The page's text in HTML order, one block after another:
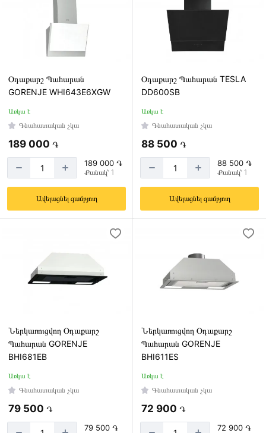
քանակ
2
3
նյութ
Մետաղական
Առկա
է
Շարժիչների
քանակ
Օդաքարշ Պահարան
GORENJE WHI643E6XGW
Առկա է
Գնահատական չկա
189 000 ֏
189 000 ֏
Քանակ՝ 1
Ավելացնել զամբյուղ
Օդաքարշ Պահարան TESLA
DD600SB
Առկա է
Գնահատական չկա
88 500 ֏
88 500 ֏
Քանակ՝ 1
Ավելացնել զամբյուղ
Ներկառուցվող Օդաքարշ
Պահարան GORENJE
BHI681EB
Առկա է
Գնահատական չկա
79 500 ֏
79 500 ֏
Ներկառուցվող Օդաքարշ
Պահարան GORENJE
BHI611ES
Առկա է
Գնահատական չկա
72 900 ֏
72 900 ֏